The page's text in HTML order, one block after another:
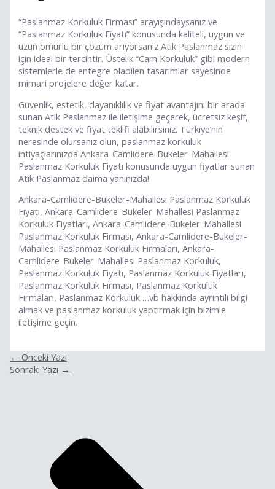
“Paslanmaz Korkuluk Firması” arayışındaysanız ve
“Paslanmaz Korkuluk Fiyatı” konusunda kaliteli, uygun ve
uzun ömürlü bir çözüm arıyorsanız Atik Paslanmaz sizin
için ideal bir tercihtir. Üstelik “Cam Korkuluk” gibi modern
sistemlerle de entegre olabilen tasarımlar sayesinde
mimari projelere değer katar.
Güvenlik, estetik, dayanıklılık ve fiyat avantajını bir arada
sunan Atik Paslanmaz ile iletişime geçerek, ücretsiz keşif,
teknik destek ve fiyat teklifi alabilirsiniz. Türkiye’nin
neresinde olursanız olun, paslanmaz korkuluk
ihtiyaçlarınızda Ankara-Camlidere-Bukeler-Mahallesi
Paslanmaz Korkuluk Fiyatı konusunda uygun fiyatlar sunan
Atik Paslanmaz daima yanınızda!
Ankara-Camlidere-Bukeler-Mahallesi Paslanmaz Korkuluk
Fiyatı, Ankara-Camlidere-Bukeler-Mahallesi Paslanmaz
Korkuluk Fiyatları, Ankara-Camlidere-Bukeler-Mahallesi
Paslanmaz Korkuluk Firması, Ankara-Camlidere-Bukeler-
Mahallesi Paslanmaz Korkuluk Firmaları, Ankara-
Camlidere-Bukeler-Mahallesi Paslanmaz Korkuluk,
Paslanmaz Korkuluk Fiyatı, Paslanmaz Korkuluk Fiyatları,
Paslanmaz Korkuluk Firması, Paslanmaz Korkuluk
Firmaları, Paslanmaz Korkuluk …vb hakkında ayrıntılı bilgi
almak ve paslanmaz korkuluk yaptırmak için bizimle
iletişime geçin.
← Önceki Yazı
Sonraki Yazı →